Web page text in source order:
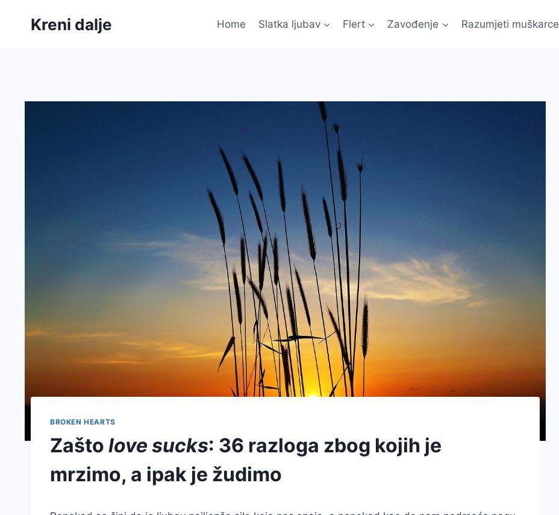
Kreni dalje Home Slatka ljubav Flert Zavođenje Razumjeti muškarce
BROKEN HEARTS
Zašto love sucks: 36 razloga zbog kojih je
mrzimo, a ipak je žudimo